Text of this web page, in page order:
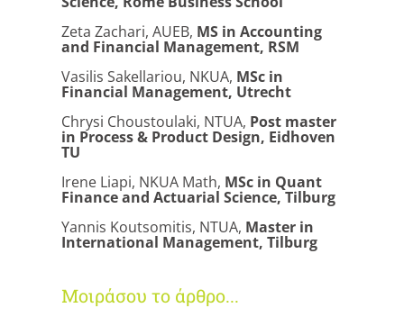
Zeta Zachari, AUEB, MS in Accounting
and Financial Management, RSM
Vasilis Sakellariou, NKUA, MSc in
Financial Management, Utrecht
Chrysi Choustoulaki, NTUA, Post master
in Process & Product Design, Eidhoven
TU
Irene Liapi, NKUA Math, MSc in Quant
Finance and Actuarial Science, Tilburg
Yannis Koutsomitis, NTUA, Master in
International Management, Tilburg
Μοιράσου το άρθρο...